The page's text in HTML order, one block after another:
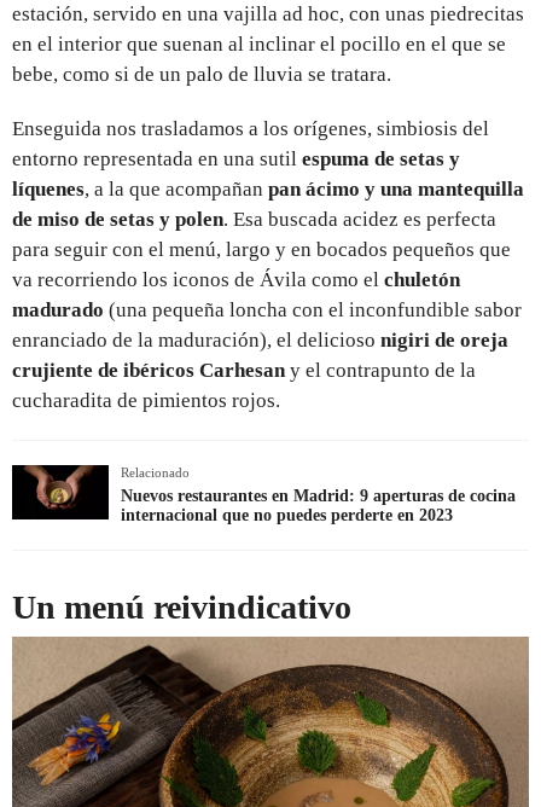
estación, servido en una vajilla ad hoc, con unas piedrecitas
en el interior que suenan al inclinar el pocillo en el que se
bebe, como si de un palo de lluvia se tratara.
Enseguida nos trasladamos a los orígenes, simbiosis del
entorno representada en una sutil espuma de setas y
líquenes, a la que acompañan pan ácimo y una mantequilla
de miso de setas y polen. Esa buscada acidez es perfecta
para seguir con el menú, largo y en bocados pequeños que
va recorriendo los iconos de Ávila como el chuletón
madurado (una pequeña loncha con el inconfundible sabor
enranciado de la maduración), el delicioso nigiri de oreja
crujiente de ibéricos Carhesan y el contrapunto de la
cucharadita de pimientos rojos.
Relacionado
Nuevos restaurantes en Madrid: 9 aperturas de cocina
internacional que no puedes perderte en 2023
Un menú reivindicativo